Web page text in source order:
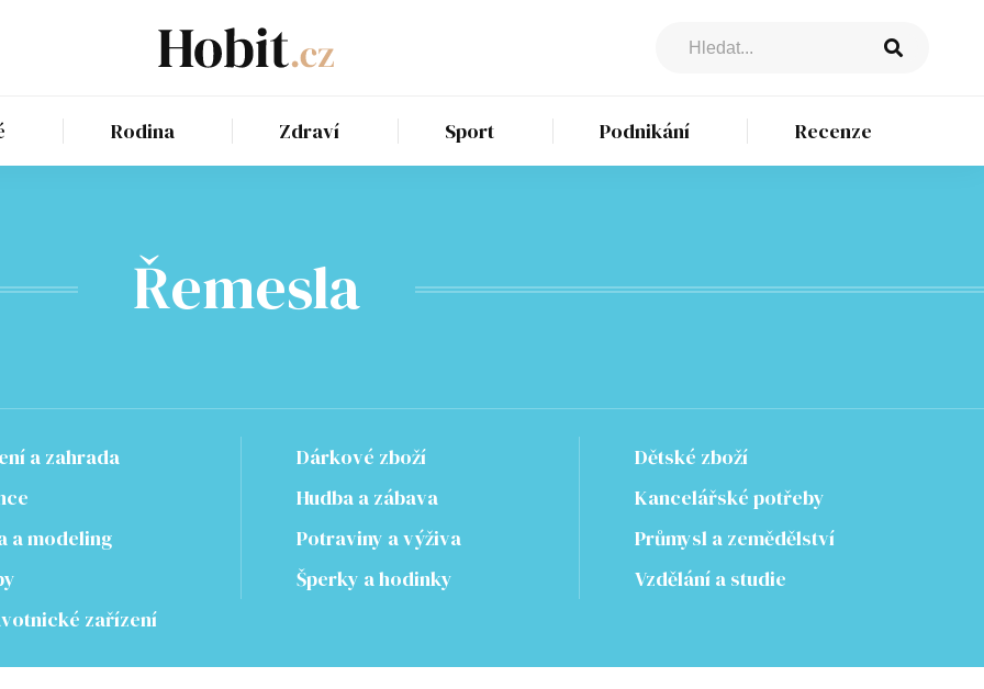
Rodina Zdraví Sport Podnikání Recenze
Řemesla
a zahrada Dárkové zboží
Dětské zboží
Hudba a zábava
Kancelářské potřeby
a modeling
Potraviny a výživa
Průmysl a zemědělství
Šperky a hodinky
Vzdělání a studie
zařízení